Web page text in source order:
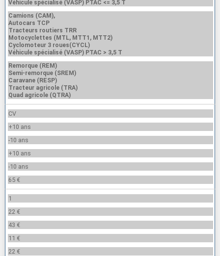
Véhicule spécialisé (VASP) PTAC <= 3,5 T
Camions (CAM),
Autocars TCP
Tracteurs routiers TRR
Motocyclettes (MTL, MTT1, MTT2)
Cyclomoteur 3 roues(CYCL)
Véhicule spécialisé (VASP) PTAC > 3,5 T
Remorque (REM)
Semi-remorque (SREM)
Caravane (RESP)
Tracteur agricole (TRA)
Quad agricole (QTRA)
CV
+10 ans
-10 ans
+10 ans
-10 ans
65 €
1
22 €
43 €
11 €
22 €